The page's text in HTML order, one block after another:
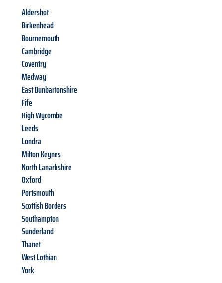
Aldershot
Birkenhead
Bournemouth
Cambridge
Coventry
Medway
East Dunbartonshire
Fife
High Wycombe
Leeds
Londra
Milton Keynes
North Lanarkshire
Oxford
Portsmouth
Scottish Borders
Southampton
Sunderland
Thanet
West Lothian
York